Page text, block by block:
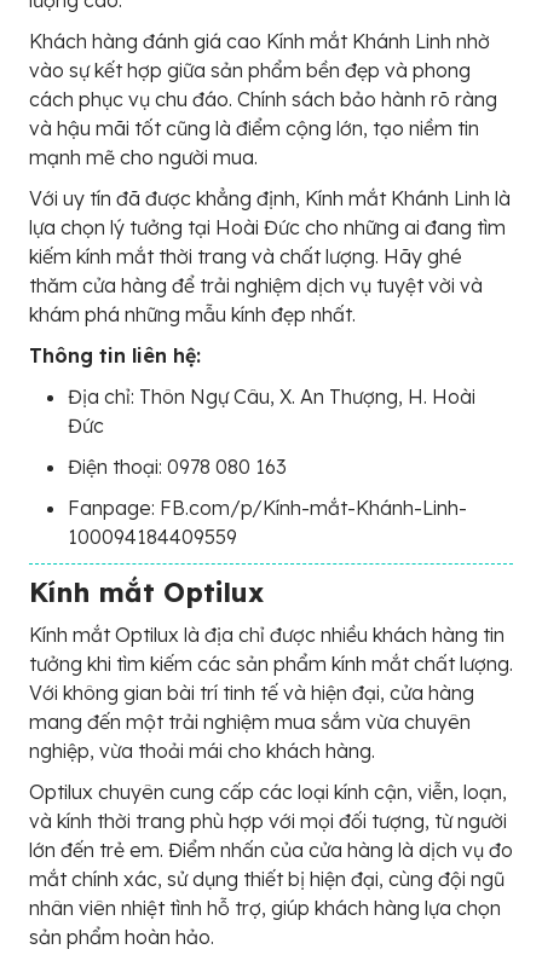
Khách hàng đánh giá cao Kính mắt Khánh Linh nhờ
vào sự kết hợp giữa sản phẩm bền đẹp và phong
cách phục vụ chu đáo. Chính sách bảo hành rõ ràng
và hậu mãi tốt cũng là điểm cộng lớn, tạo niềm tin
mạnh mẽ cho người mua.
Với uy tín đã được khẳng định, Kính mắt Khánh Linh là
lựa chọn lý tưởng tại Hoài Đức cho những ai đang tìm
kiếm kính mắt thời trang và chất lượng. Hãy ghé
thăm cửa hàng để trải nghiệm dịch vụ tuyệt vời và
khám phá những mẫu kính đẹp nhất.
Thông tin liên hệ:
Địa chỉ: Thôn Ngự Câu, X. An Thượng, H. Hoài
Đức
Điện thoại: 0978 080 163
Fanpage: FB.com/p/Kính-mắt-Khánh-Linh-
100094184409559
Kính mắt Optilux
Kính mắt Optilux là địa chỉ được nhiều khách hàng tin
tưởng khi tìm kiếm các sản phẩm kính mắt chất lượng.
Với không gian bài trí tinh tế và hiện đại, cửa hàng
mang đến một trải nghiệm mua sắm vừa chuyên
nghiệp, vừa thoải mái cho khách hàng.
Optilux chuyên cung cấp các loại kính cận, viễn, loạn,
và kính thời trang phù hợp với mọi đối tượng, từ người
lớn đến trẻ em. Điểm nhấn của cửa hàng là dịch vụ đo
mắt chính xác, sử dụng thiết bị hiện đại, cùng đội ngũ
nhân viên nhiệt tình hỗ trợ, giúp khách hàng lựa chọn
sản phẩm hoàn hảo.